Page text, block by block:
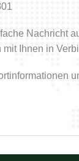
Nachricht
Ihnen in